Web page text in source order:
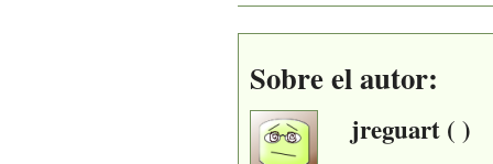
Sobre el autor:
jreguart ( )